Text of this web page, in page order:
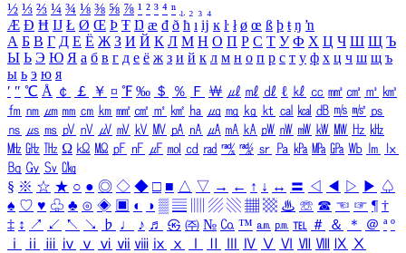
½ ⅓ ⅔ ¼ ¾ ⅛ ⅜ ⅝ ⅞ ¹ ² ³ ⁴ ⁿ ₁ ₂ ₃ ₄
Æ Ð Ħ Ĳ Ł Ø Œ Þ Ŧ Ŋ æ đ ð ħ ı ĳ ĸ ŀ ł ø œ ß þ ŧ ŋ ŉ
А Б В Г Д Е Ё Ж З И Й К Л М Н О П Р С Т У Ф Х Ц Ч Ш Щ Ъ
Ы Ь Э Ю Я а б в г д е ё ж з и й к л м н о п р с т у ф х ц ч ш щ ъ
ы ь э ю я
′ ″ ℃ Å ￠ ￡ ￥ ¤ ℉ ‰ ＄ ％ Ｆ ￦ ㎕ ㎖ ㎗ ℓ ㎘ ㏄ ㎣ ㎤ ㎥ ㎦
㎙ ㎚ ㎛ ㎜ ㎝ ㎞ ㎟ ㎠ ㎡ ㎢ ㏊ ㎍ ㎎ ㎏ ㏏ ㎈ ㎉ ㏈ ㎧ ㎨ ㎰
㎱ ㎲ ㎳ ㎴ ㎵ ㎶ ㎷ ㎸ ㎹ ㎀ ㎁ ㎂ ㎃ ㎄ ㎺ ㎻ ㎽ ㎾ ㎿ ㎐ ㎑
㎒ ㎓ ㎔ Ω ㏀ ㏁ ㎊ ㎋ ㎌ ㏖ ㏅ ㎭ ㎮ ㎯ ㏛ ㎩ ㎪ ㎫ ㎬ ㏝ ㏐
㏓
㏃ ㏉ ㏜ ㏆
§ ※ ☆ ★ ○ ● ◎ ◇ ◆ □ ■ △ ▽ → ← ↑ ↓ ↔ 〓 ◁ ◀ ▷ ▶ ♤
♠ ♡ ♥ ♧ ♣ ⊙ ◈ ▣ ◐ ◑ ▒ ▤ ▨ ▧ ▦ ▩ ♨ ☏ ☎ ☜ ☞ ¶ †
‡ ↕ ↗ ↙ ↖ ↘ ♭ ♩ ♪ ♬ ㉿ ㈜ № ㏇ ™ ㏂ ㏘ ℡ ＃ ＆ ＊ ＠ ª º
ⅰ
ⅱ ⅲ ⅳ ⅴ ⅵ ⅶ ⅷ ⅸ ⅹ Ⅳ Ⅴ Ⅵ Ⅶ Ⅷ Ⅸ Ⅹ